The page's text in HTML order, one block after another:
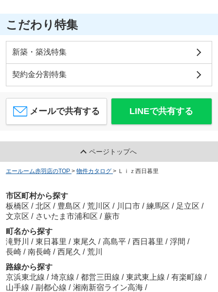
こだわり特集
新築・築浅特集
契約金分割特集
メールで共有する LINEで共有する
ページトップへ
エールーム赤羽店のTOP > 物件カタログ > Ｌｉｚ西日暮里
市区町村から探す
板橋区 / 北区 / 豊島区 / 荒川区 / 川口市 / 練馬区 / 足立区 /
文京区 / さいたま市浦和区 / 蕨市
町名から探す
滝野川 / 東日暮里 / 東尾久 / 高島平 / 西日暮里 / 浮間 /
長崎 / 南長崎 / 西尾久 / 荒川
路線から探す
京浜東北線 / 埼京線 / 都営三田線 / 東武東上線 / 有楽町線 /
山手線 / 副都心線 / 湘南新宿ライン高海 /